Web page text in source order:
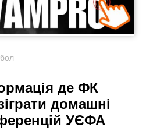
де ФК
домашні
УЄФА